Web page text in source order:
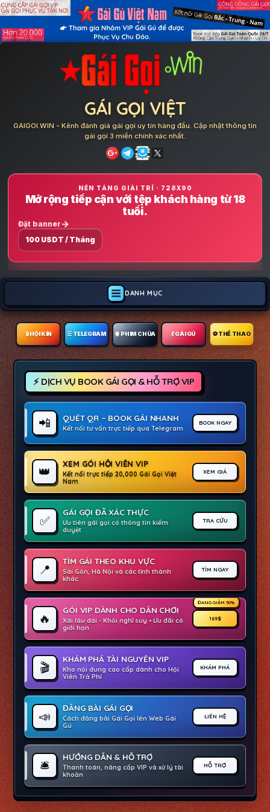
Skip
GÁI GỌI VIỆT
GAIGOI.WIN - Kênh đánh giá gái gọi uy tín hàng đầu. Cập nhật thông tin
gái gọi 3 miền chính xác nhất.
NỀN TẢNG GIẢI TRÍ · 728X90
Mở rộng tiếp cận với tệp khách hàng từ 18
tuổi.
Đặt banner
100 USDT / Tháng
DANH MỤC
🔒︎ HỘI KÍN ☰ TELEGRAM 🍿 PHIM CHÙA 💃 GÁI GÚ ⚽ THỂ THAO
⚡ DỊCH VỤ BOOK GÁI GỌI & HỖ TRỢ VIP
📲 QUÉT QR – BOOK GÁI NHANH
Kết nối tư vấn trực tiếp qua Telegram
BOOK NGAY
👑
XEM GÓI HỘI VIÊN VIP
Kết nối trực tiếp 20,000 Gái Gọi Việt
Nam
XEM GIÁ
✅
GÁI GỌI ĐÃ XÁC THỰC
Ưu tiên gái gọi có thông tin kiểm
duyệt
TRA CỨU
📍
TÌM GÁI THEO KHU VỰC
Sài Gòn, Hà Nội và các tỉnh thành
khác
TÌM NGAY
ĐANG GIẢM 50%
🔥
GÓI VIP DÀNH CHO DÂN CHƠI
Xài lâu dài - Khỏi nghĩ suy • Ưu đãi có
giới hạn
169$
🎬
KHÁM PHÁ TÀI NGUYÊN VIP
Kho nội dung cao cấp dành cho Hội
Viên Trả Phí
KHÁM PHÁ
📣
ĐĂNG BÀI GÁI GỌI
Cách đăng bài Gái Gọi lên Web Gái
Gú
LIÊN HỆ
🛎️
HƯỚNG DẪN & HỖ TRỢ
Thanh toán, nâng cấp VIP và xử lý tài
khoản
HỖ TRỢ